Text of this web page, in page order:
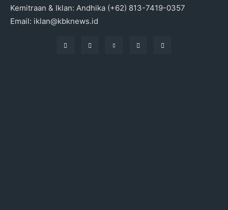
Kemitraan & Iklan: Andhika (+62) 813-7419-0357
Email: iklan@kbknews.id